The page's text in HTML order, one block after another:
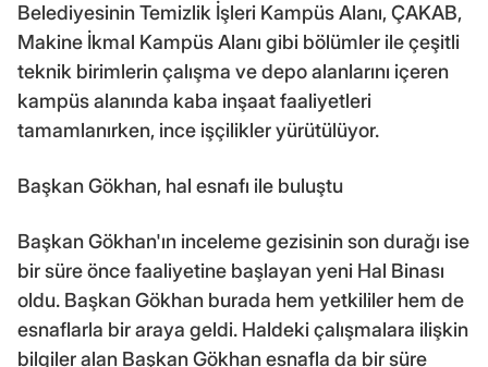
Belediyesinin Temizlik İşleri Kampüs Alanı, ÇAKAB,
Makine İkmal Kampüs Alanı gibi bölümler ile çeşitli
teknik birimlerin çalışma ve depo alanlarını içeren
kampüs alanında kaba inşaat faaliyetleri
tamamlanırken, ince işçilikler yürütülüyor.
Başkan Gökhan, hal esnafı ile buluştu
Başkan Gökhan'ın inceleme gezisinin son durağı ise
bir süre önce faaliyetine başlayan yeni Hal Binası
oldu. Başkan Gökhan burada hem yetkililer hem de
esnaflarla bir araya geldi. Haldeki çalışmalara ilişkin
bilgiler alan Başkan Gökhan esnafla da bir süre